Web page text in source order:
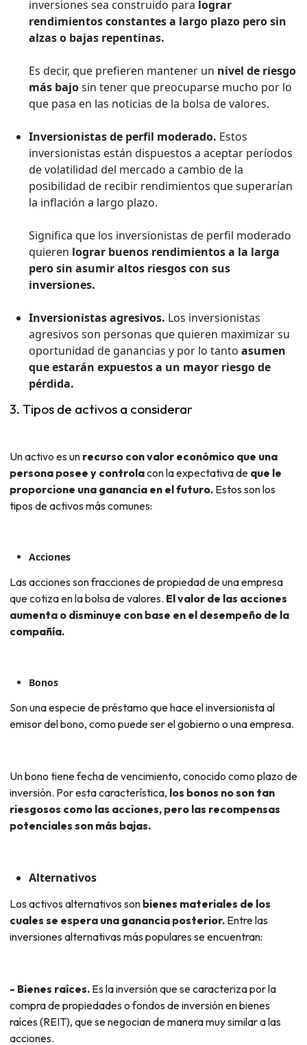
inversiones sea construido para lograr
rendimientos constantes a largo plazo pero sin
alzas o bajas repentinas.
Es decir, que prefieren mantener un nivel de riesgo
más bajosin tener que preocuparse mucho por lo
que pasa en las noticias de la bolsa de valores.
Inversionistas de perfil moderado. Estos
inversionistas están dispuestos a aceptar períodos
de volatilidad del mercado a cambio de la
posibilidad de recibir rendimientos que superarían
la inflación a largo plazo.
Significa que los inversionistas de perfil moderado
quieren lograr buenos rendimientos a la larga
pero sin asumir altos riesgos con sus
inversiones.
Inversionistas agresivos. Los inversionistas
agresivos son personas que quieren maximizar su
oportunidad de ganancias y por lo tanto asumen
que estarán expuestos a un mayor riesgo de
pérdida.
3. Tipos de activos a considerar
Un activo es un recurso con valor económico que una
persona posee y controlacon la expectativa de que le
proporcione una ganancia en el futuro. Estos son los
tipos de activos más comunes:
Acciones
Las acciones son fracciones de propiedad de una empresa
que cotiza en la bolsa de valores. El valor de las acciones
aumenta o disminuye con base en el desempeño de la
compañía.
Bonos
Son una especie de préstamo que hace el inversionista al
emisor del bono, como puede ser el gobierno o una empresa.
Un bono tiene fecha de vencimiento, conocido como plazo de
inversión. Por esta característica, los bonos no son tan
riesgosos como las acciones, pero las recompensas
potenciales son más bajas.
Alternativos
Los activos alternativos son bienes materiales de los
cuales se espera una ganancia posterior. Entre las
inversiones alternativas más populares se encuentran:
- Bienes raíces. Es la inversión que se caracteriza por la
compra de propiedades o fondos de inversión en bienes
raíces (REIT), que se negocian de manera muy similar a las
acciones.